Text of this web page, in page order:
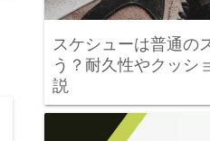
スケシューは普通の
う？耐久性やクッシ
説